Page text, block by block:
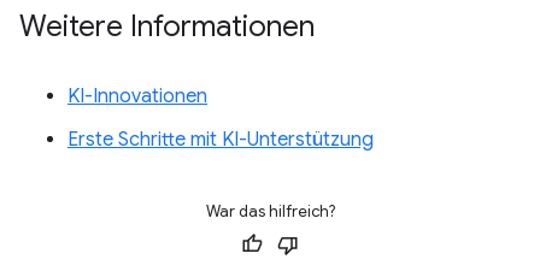
Weitere Informationen
KI-Innovationen
Erste Schritte mit KI-Unterstützung
War das hilfreich?